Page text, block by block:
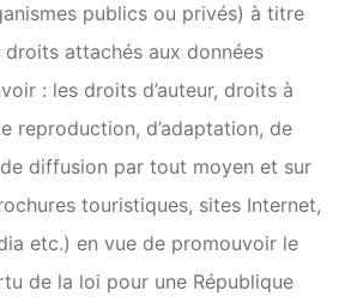
publics ou privés) à titre
droits attachés aux données
: les droits d’auteur, droits à
reproduction, d’adaptation, de
diffusion par tout moyen et sur
touristiques, sites Internet,
etc.) en vue de promouvoir le
de la loi pour une République